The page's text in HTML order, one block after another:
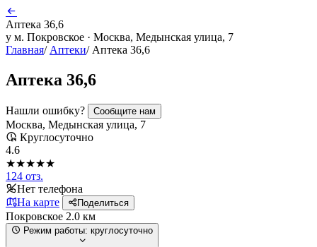
Аптека 36,6
у м. Покровское · Москва, Медынская улица, 7
Главная/ Аптеки/ Аптека 36,6
Аптека 36,6
Нашли ошибку? Сообщите нам
Москва, Медынская улица, 7
Круглосуточно
4.6
★★★★★
124 отз.
Нет телефона
На карте
Поделиться
Покровское 2.0 км
Режим работы: круглосуточно